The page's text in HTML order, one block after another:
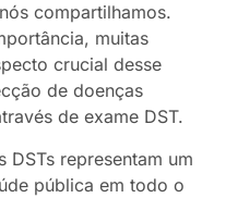
compartilhamos.
muitas
crucial desse
de doenças
de exame DST.
DSTs representam um
pública em todo o